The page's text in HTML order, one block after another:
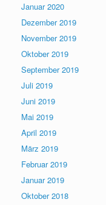
Januar 2020
Dezember 2019
November 2019
Oktober 2019
September 2019
Juli 2019
Juni 2019
Mai 2019
April 2019
März 2019
Februar 2019
Januar 2019
Oktober 2018